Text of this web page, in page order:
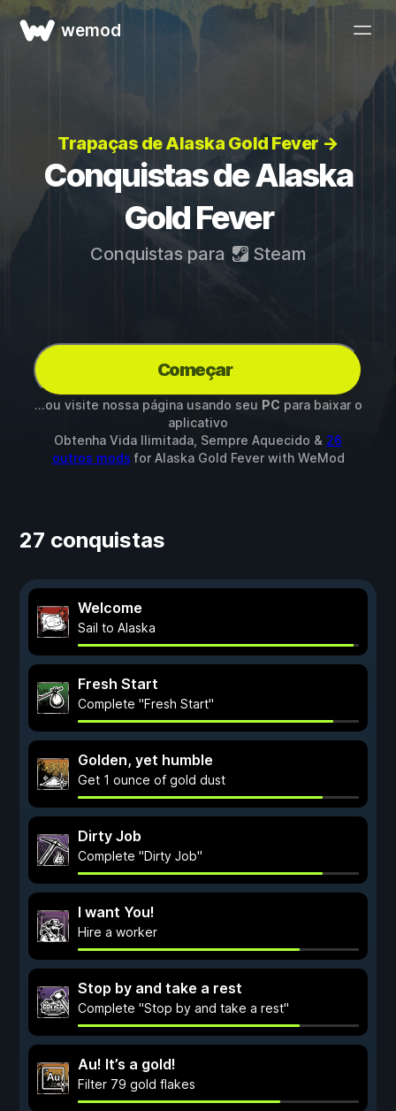
wemod
Trapaças de Alaska Gold Fever →
Conquistas de Alaska
Gold Fever
Conquistas para Steam
Começar
...ou visite nossa página usando seu PC para baixar o
aplicativo
Obtenha Vida Ilimitada, Sempre Aquecido & 26
outros mods for Alaska Gold Feverwith WeMod
27 conquistas
Welcome
Sail to Alaska
Fresh Start
Complete "Fresh Start"
Golden, yet humble
Get 1 ounce of gold dust
Dirty Job
Complete "Dirty Job"
I want You!
Hire a worker
Stop by and take a rest
Complete "Stop by and take a rest"
Au! It’s a gold!
Filter 79 gold flakes